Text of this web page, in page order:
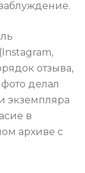
отзыва,
делал
экземпляра
в
архиве с